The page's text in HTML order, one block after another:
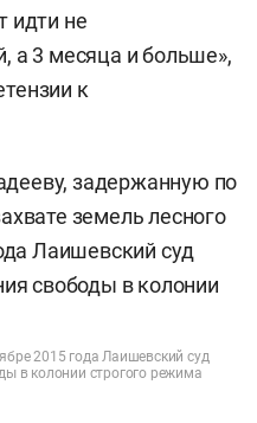
идти не
а 3 месяца и больше»,
к
2015 года Лаишевский суд
в колонии строгого режима